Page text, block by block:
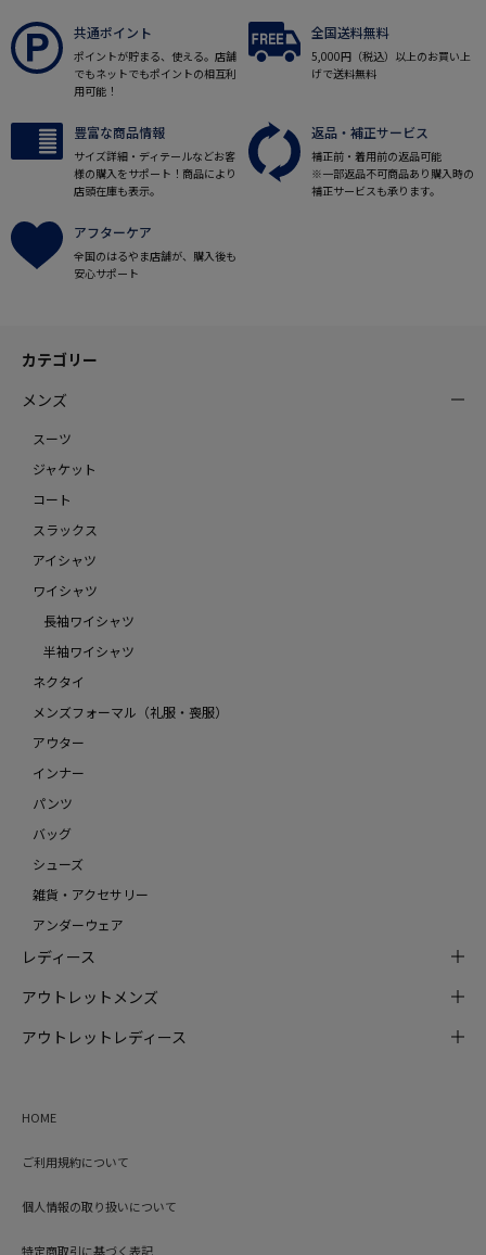
共通ポイント
ポイントが貯まる、使える。店舗
でもネットでもポイントの相互利
用可能！
全国送料無料
5,000円（税込）以上のお買い上
げで送料無料
豊富な商品情報
サイズ詳細・ディテールなどお客
様の購入をサポート！商品により
店頭在庫も表示。
返品・補正サービス
補正前・着用前の返品可能
※一部返品不可商品あり購入時の
補正サービスも承ります。
アフターケア
全国のはるやま店舗が、購入後も
安心サポート
カテゴリー
メンズ
スーツ
ジャケット
コート
スラックス
アイシャツ
ワイシャツ
長袖ワイシャツ
半袖ワイシャツ
ネクタイ
メンズフォーマル（礼服・喪服）
アウター
インナー
パンツ
バッグ
シューズ
雑貨・アクセサリー
アンダーウェア
レディース
アウトレットメンズ
アウトレットレディース
HOME
ご利用規約について
個人情報の取り扱いについて
特定商取引に基づく表記